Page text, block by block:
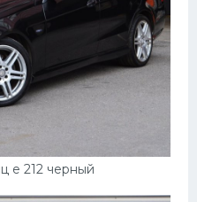
е 212 черный